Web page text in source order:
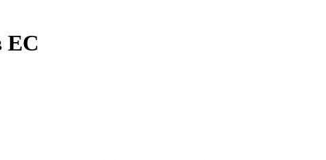
ЕС